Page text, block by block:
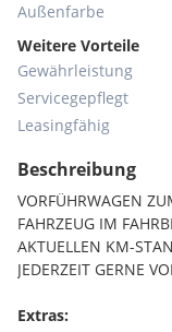
Außenfarbe
Weitere Vorteile
Gewährleistung
Servicegepflegt
Leasingfähig
Beschreibung
VORFÜHRWAGEN
FAHRZEUG IM
AKTUELLEN KM-
JEDERZEIT GERNE
Extras: